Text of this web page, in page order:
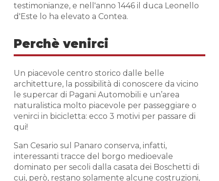
testimonianze, e nell'anno 1446 il duca Leonello
d'Este lo ha elevato a Contea.
Perchè venirci
Un piacevole centro storico dalle belle
architetture, la possibilità di conoscere da vicino
le supercar di Pagani Automobili e un’area
naturalistica molto piacevole per passeggiare o
venirci in bicicletta: ecco 3 motivi per passare di
qui!
San Cesario sul Panaro conserva, infatti,
interessanti tracce del borgo medioevale
dominato per secoli dalla casata dei Boschetti di
cui, però, restano solamente alcune costruzioni,